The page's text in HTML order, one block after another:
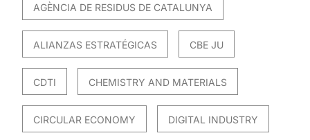
AGÈNCIA DE RESIDUS DE CATALUNYA
ALIANZAS ESTRATÉGICAS CBE JU
CDTI CHEMISTRY AND MATERIALS
CIRCULAR ECONOMY DIGITAL INDUSTRY